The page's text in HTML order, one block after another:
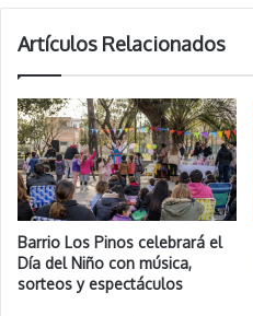
Artículos Relacionados
Barrio Los Pinos celebrará el
Día del Niño con música,
sorteos y espectáculos